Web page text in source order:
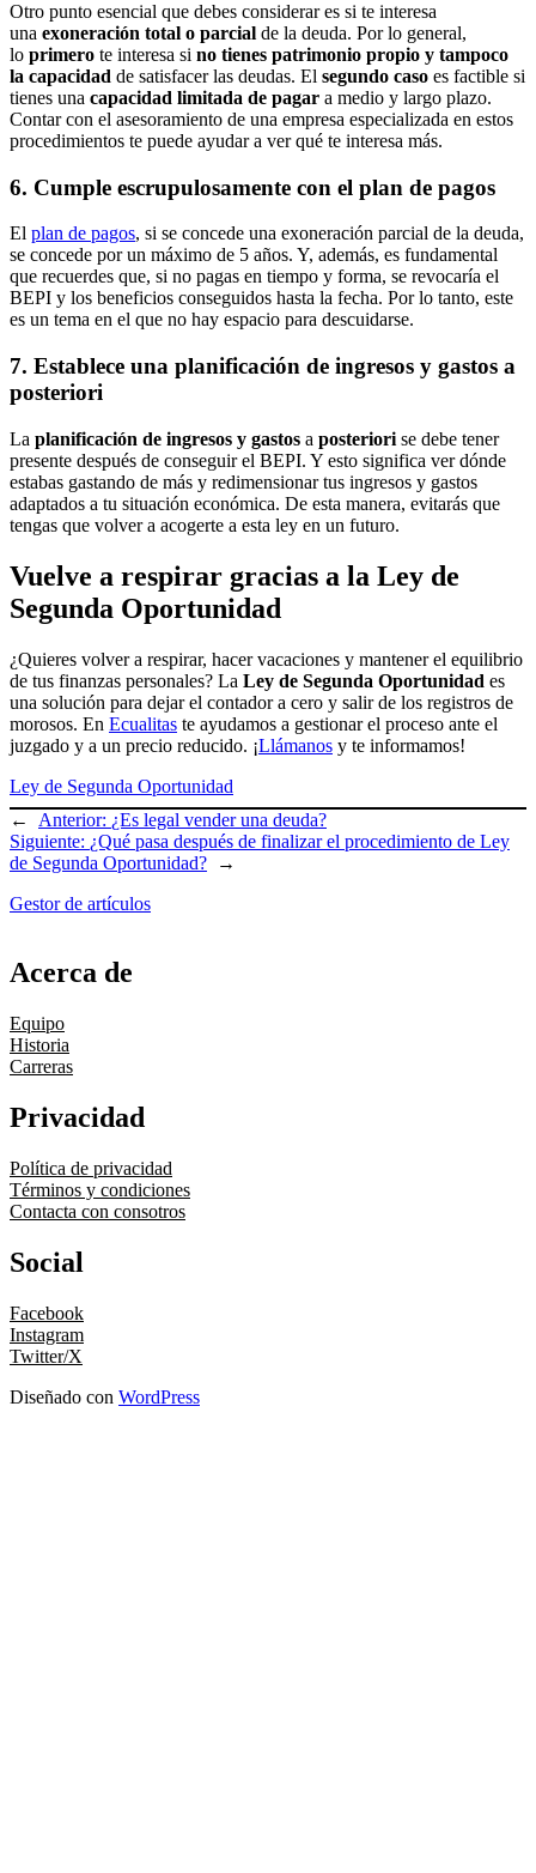
Otro punto esencial que debes considerar es si te interesa
una exoneración total o parcial de la deuda. Por lo general,
lo primero te interesa si no tienes patrimonio propio y tampoco
la capacidad de satisfacer las deudas. El segundo caso es factible si
tienes una capacidad limitada de pagar a medio y largo plazo.
Contar con el asesoramiento de una empresa especializada en estos
procedimientos te puede ayudar a ver qué te interesa más.
6. Cumple escrupulosamente con el plan de pagos
El plan de pagos, si se concede una exoneración parcial de la deuda,
se concede por un máximo de 5 años. Y, además, es fundamental
que recuerdes que, si no pagas en tiempo y forma, se revocaría el
BEPI y los beneficios conseguidos hasta la fecha. Por lo tanto, este
es un tema en el que no hay espacio para descuidarse.
7. Establece una planificación de ingresos y gastos a
posteriori
La planificación de ingresos y gastos a posteriori se debe tener
presente después de conseguir el BEPI. Y esto significa ver dónde
estabas gastando de más y redimensionar tus ingresos y gastos
adaptados a tu situación económica. De esta manera, evitarás que
tengas que volver a acogerte a esta ley en un futuro.
Vuelve a respirar gracias a la Ley de
Segunda Oportunidad
¿Quieres volver a respirar, hacer vacaciones y mantener el equilibrio
de tus finanzas personales? La Ley de Segunda Oportunidad es
una solución para dejar el contador a cero y salir de los registros de
morosos. En Ecualitas te ayudamos a gestionar el proceso ante el
juzgado y a un precio reducido. ¡Llámanos y te informamos!
Ley de Segunda Oportunidad
←
Anterior: ¿Es legal vender una deuda?
Siguiente: ¿Qué pasa después de finalizar el procedimiento de Ley
de Segunda Oportunidad?
→
Gestor de artículos
Acerca de
Equipo
Historia
Carreras
Privacidad
Política de privacidad
Términos y condiciones
Contacta con consotros
Social
Facebook
Instagram
Twitter/X
Diseñado con WordPress